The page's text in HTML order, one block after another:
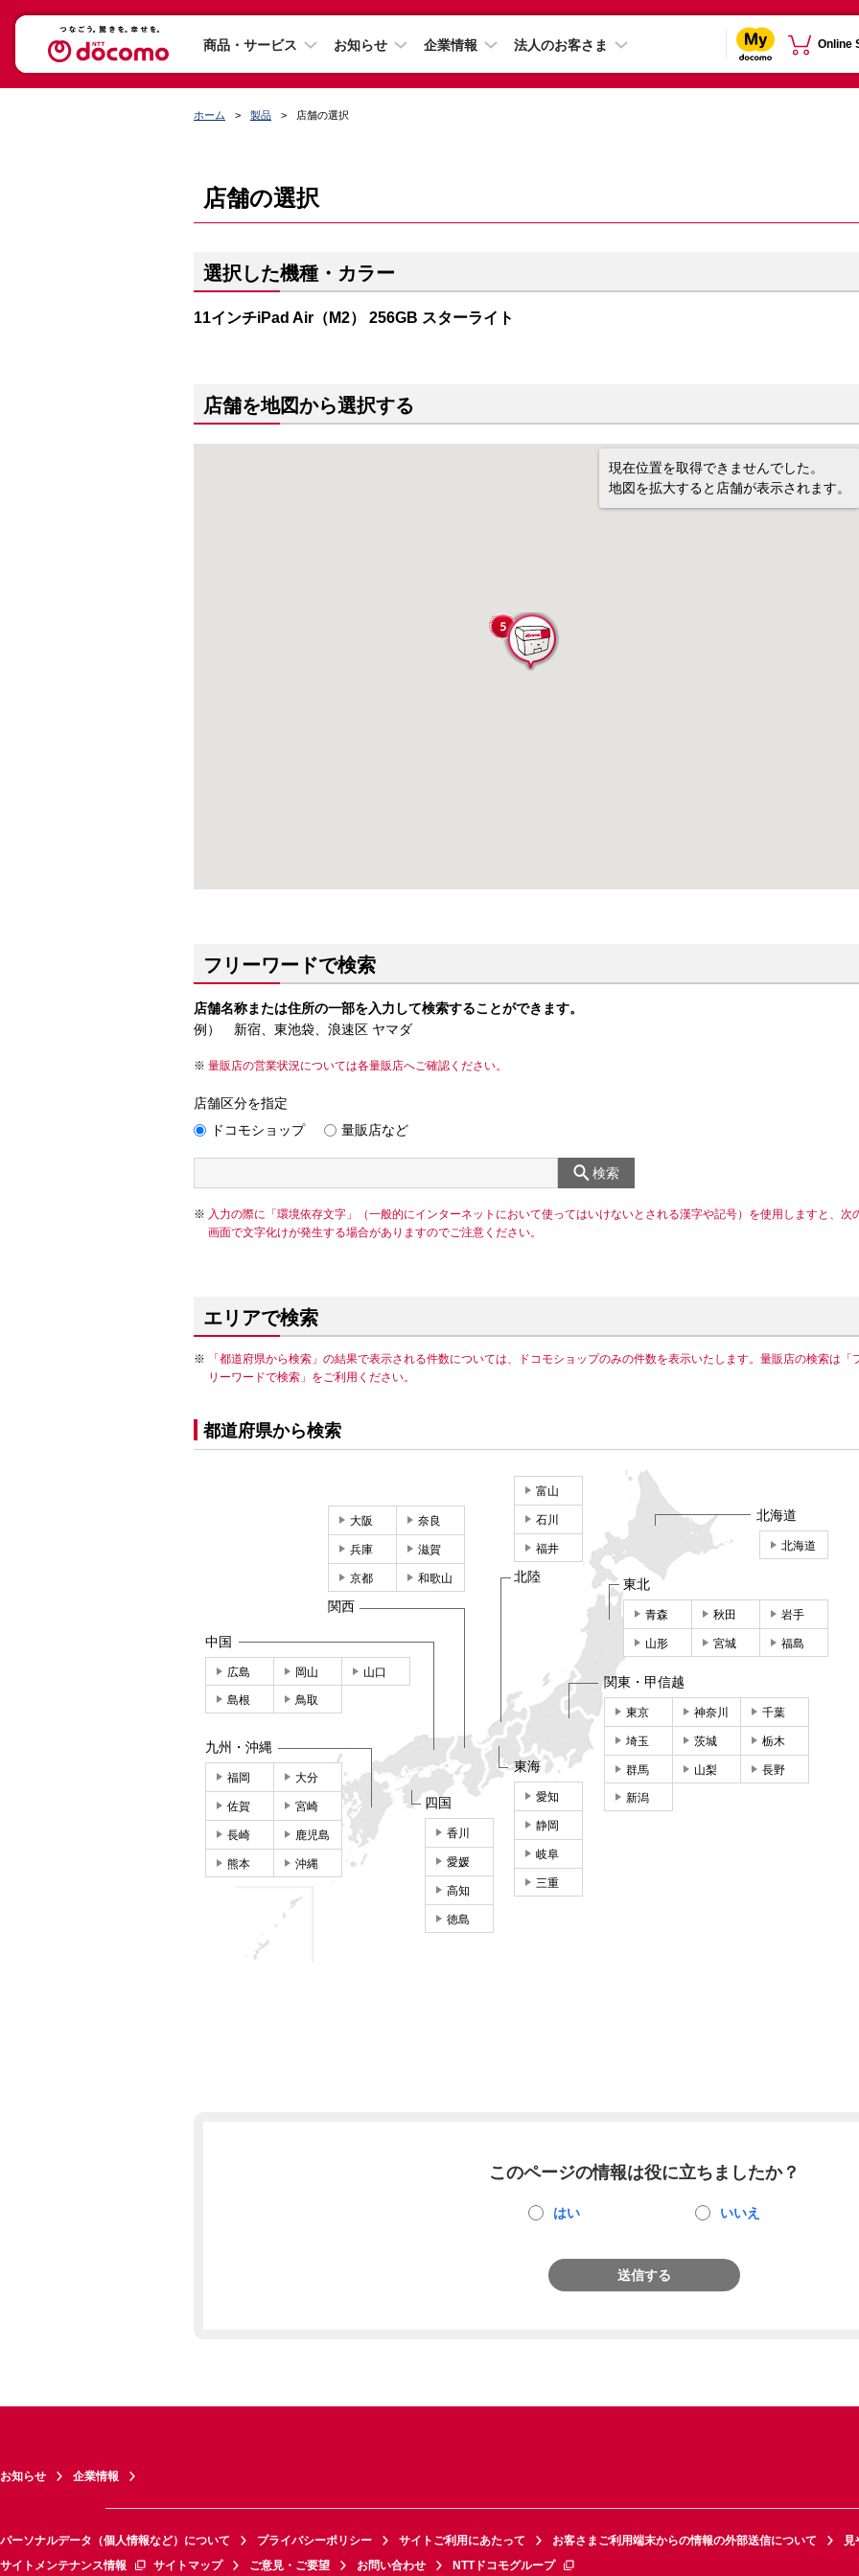
商品・サービス お知らせ 企業情報 法人のお客さま Online
ホーム 製品 店舗の選択
店舗の選択
選択した機種・カラー
11インチiPad Air（M2） 256GB スターライト
店舗を地図から選択する
現在位置を取得できませんでした。
地図を拡大すると店舗が表示されます。
フリーワードで検索
店舗名称または住所の一部を入力して検索することができます。
例） 新宿、東池袋、浪速区 ヤマダ
量販店の営業状況については各量販店へご確認ください。
店舗区分を指定
ドコモショップ
量販店など
検索
入力の際に「環境依存文字」（一般的にインターネットにおいて使ってはいけないとされる漢字や記号）を使用しますと、次
画面で文字化けが発生する場合がありますのでご注意ください。
エリアで検索
「都道府県から検索」の結果で表示される件数については、ドコモショップのみの件数を表示いたします。量販店の検索は「
リーワードで検索」をご利用ください。
都道府県から検索
北海道
北海道
東北
青森 秋田 岩手
山形 宮城 福島
関東・甲信越
東京 神奈川 千葉
埼玉 茨城 栃木
群馬 山梨 長野
新潟
東海
愛知
静岡
岐阜
三重
富山
石川
福井
北陸
大阪 奈良
兵庫 滋賀
京都 和歌山
関西
中国
広島 岡山 山口
島根 鳥取
四国
香川
愛媛
高知
徳島
九州・沖縄
福岡 大分
佐賀 宮崎
長崎 鹿児島
熊本 沖縄
このページの情報は役に立ちましたか？
はい いいえ
送信する
お知らせ 企業情報
パーソナルデータ（個人情報など）について プライバシーポリシー サイトご利用にあたって お客さまご利用端末からの情報の外部送信について
見
サイトメンテナンス情報
サイトマップ ご意見・ご要望 お問い合わせ NTTドコモグループ